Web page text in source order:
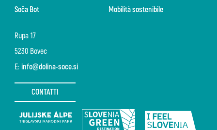
Rupa 17
5230 Bovec
E: info@dolina-soce.si
CONTATTI
Soča Bot
Mobilità sostenibile